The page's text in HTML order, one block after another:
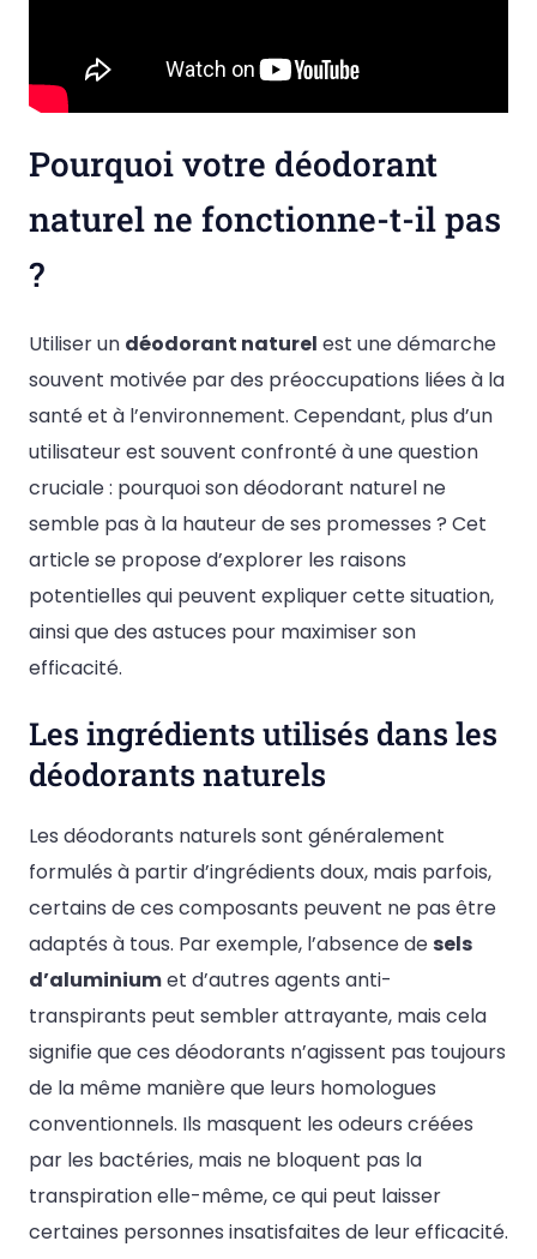
Pourquoi votre déodorant
naturel ne fonctionne-t-il pas
?
Utiliser un déodorant naturel est une démarche
souvent motivée par des préoccupations liées à la
santé et à l’environnement. Cependant, plus d’un
utilisateur est souvent confronté à une question
cruciale : pourquoi son déodorant naturel ne
semble pas à la hauteur de ses promesses ? Cet
article se propose d’explorer les raisons
potentielles qui peuvent expliquer cette situation,
ainsi que des astuces pour maximiser son
efficacité.
Les ingrédients utilisés dans les
déodorants naturels
Les déodorants naturels sont généralement
formulés à partir d’ingrédients doux, mais parfois,
certains de ces composants peuvent ne pas être
adaptés à tous. Par exemple, l’absence de sels
d’aluminiumet d’autres agents anti-
transpirants peut sembler attrayante, mais cela
signifie que ces déodorants n’agissent pas toujours
de la même manière que leurs homologues
conventionnels. Ils masquent les odeurs créées
par les bactéries, mais ne bloquent pas la
transpiration elle-même, ce qui peut laisser
certaines personnes insatisfaites de leur efficacité.